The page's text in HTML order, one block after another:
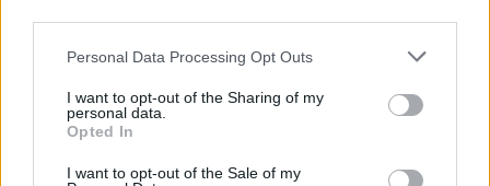
Please note that this website/app uses one or more Google
not limited to your visit or usage behaviour. You may click to
grant or deny consent to Google and its third-party tags to
use your data for below specified purposes in below Google
consent section.
Personal Data Processing Opt Outs
I want to opt-out of the Sharing of my
personal data.
Opted In
I want to opt-out of the Sale of my
POTREBBE INTERESSARTI
Fiumicino, squalo attacca un
lungomare romano